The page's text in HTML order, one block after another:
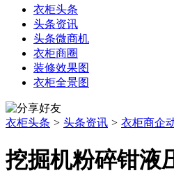
衣柜头条
头条资讯
头条微商机
衣柜商圈
装修效果图
衣柜全景图
衣柜头条 > 头条资讯 > 衣柜商企
挖掘机粉碎钳液